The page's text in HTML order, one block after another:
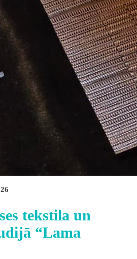
tekstila un
“Lama